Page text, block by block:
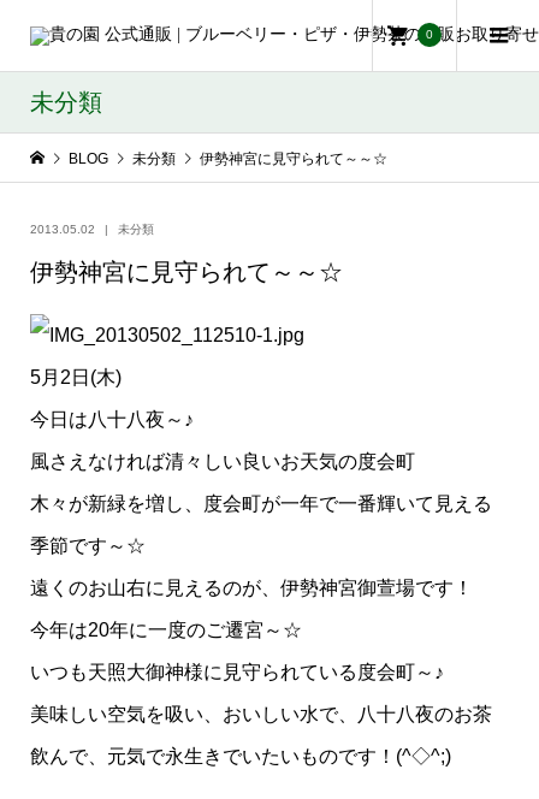
0
未分類
BLOG 未分類 伊勢神宮に見守られて～～☆
2013.05.02 未分類
伊勢神宮に見守られて～～☆
5月2日(木)
今日は八十八夜～♪
風さえなければ清々しい良いお天気の度会町
木々が新緑を増し、度会町が一年で一番輝いて見える
季節です～☆
遠くのお山右に見えるのが、伊勢神宮御萱場です！
今年は20年に一度のご遷宮～☆
いつも天照大御神様に見守られている度会町～♪
美味しい空気を吸い、おいしい水で、八十八夜のお茶
飲んで、元気で永生きでいたいものです！(^◇^;)